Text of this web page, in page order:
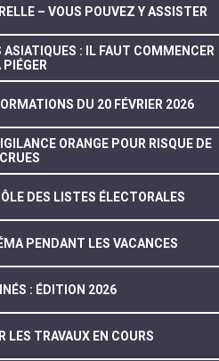
– VOUS POUVEZ Y ASSISTER
: IL FAUT COMMENCER
PIÉGER
DU 20 FÉVRIER 2026
ORANGE POUR RISQUE DE
CRUES
DES LISTES ÉLECTORALES
PENDANT LES VACANCES
: ÉDITION 2026
LES TRAVAUX EN COURS